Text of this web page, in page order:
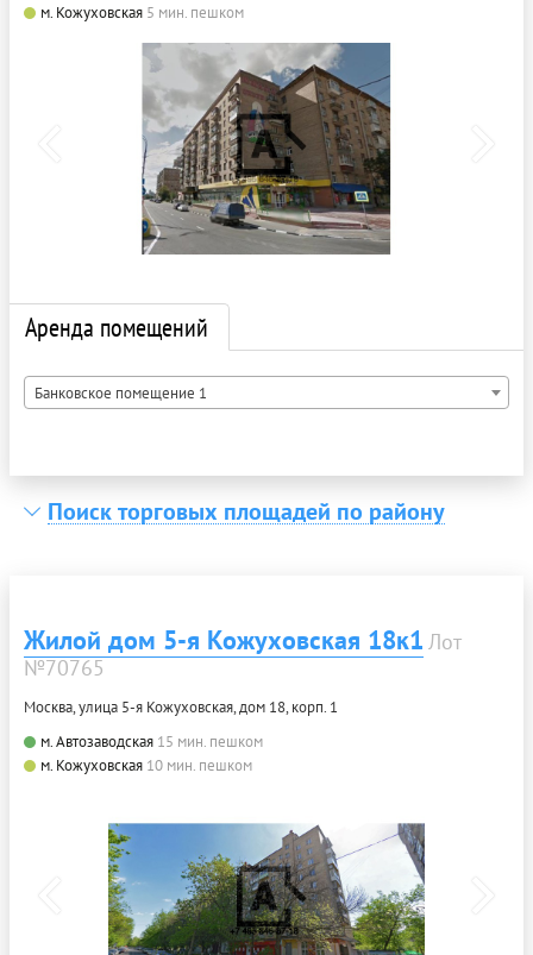
м. Кожуховская 5 мин. пешком
Аренда помещений
Банковское помещение 1
Поиск торговых площадей по району
Жилой дом 5-я Кожуховская 18к1 Лот
№70765
Москва, улица 5-я Кожуховская, дом 18, корп. 1
м. Автозаводская 15 мин. пешком
м. Кожуховская 10 мин. пешком